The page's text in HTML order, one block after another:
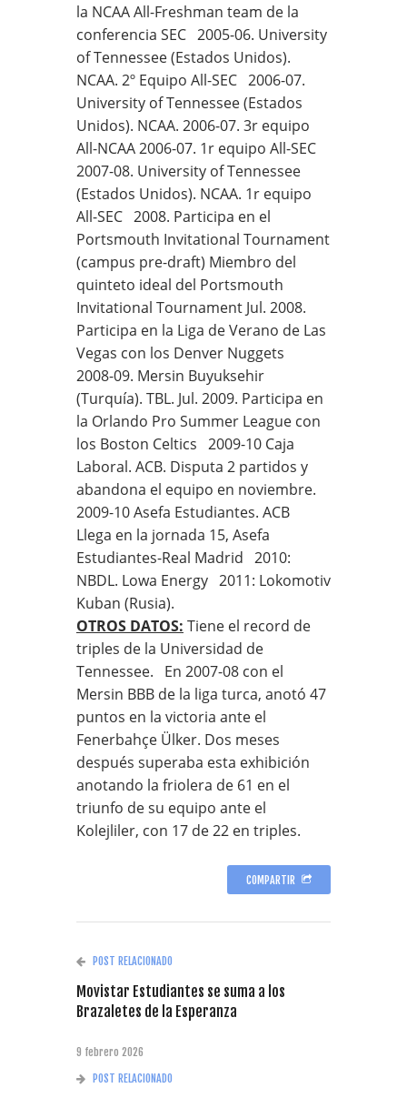
la NCAA All-Freshman team de la
conferencia SEC 2005-06. University
of Tennessee (Estados Unidos).
NCAA. 2º Equipo All-SEC 2006-07.
University of Tennessee (Estados
Unidos). NCAA. 2006-07. 3r equipo
All-NCAA 2006-07. 1r equipo All-SEC
2007-08. University of Tennessee
(Estados Unidos). NCAA. 1r equipo
All-SEC 2008. Participa en el
Portsmouth Invitational Tournament
(campus pre-draft) Miembro del
quinteto ideal del Portsmouth
Invitational Tournament Jul. 2008.
Participa en la Liga de Verano de Las
Vegas con los Denver Nuggets
2008-09. Mersin Buyuksehir
(Turquía). TBL. Jul. 2009. Participa en
la Orlando Pro Summer League con
los Boston Celtics 2009-10 Caja
Laboral. ACB. Disputa 2 partidos y
abandona el equipo en noviembre.
2009-10 Asefa Estudiantes. ACB
Llega en la jornada 15, Asefa
Estudiantes-Real Madrid 2010:
NBDL. Lowa Energy 2011: Lokomotiv
Kuban (Rusia).
OTROS DATOS: Tiene el record de
triples de la Universidad de
Tennessee. En 2007-08 con el
Mersin BBB de la liga turca, anotó 47
puntos en la victoria ante el
Fenerbahçe Ülker. Dos meses
después superaba esta exhibición
anotando la friolera de 61 en el
triunfo de su equipo ante el
Kolejliler, con 17 de 22 en triples.
COMPARTIR
POST RELACIONADO
Movistar Estudiantes se suma a los
Brazaletes de la Esperanza
9 febrero 2026
POST RELACIONADO